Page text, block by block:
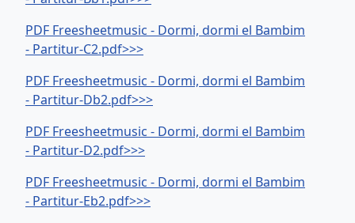
PDF Freesheetmusic - Dormi, dormi el Bambim
- Partitur-C2.pdf>>>
PDF Freesheetmusic - Dormi, dormi el Bambim
- Partitur-Db2.pdf>>>
PDF Freesheetmusic - Dormi, dormi el Bambim
- Partitur-D2.pdf>>>
PDF Freesheetmusic - Dormi, dormi el Bambim
- Partitur-Eb2.pdf>>>